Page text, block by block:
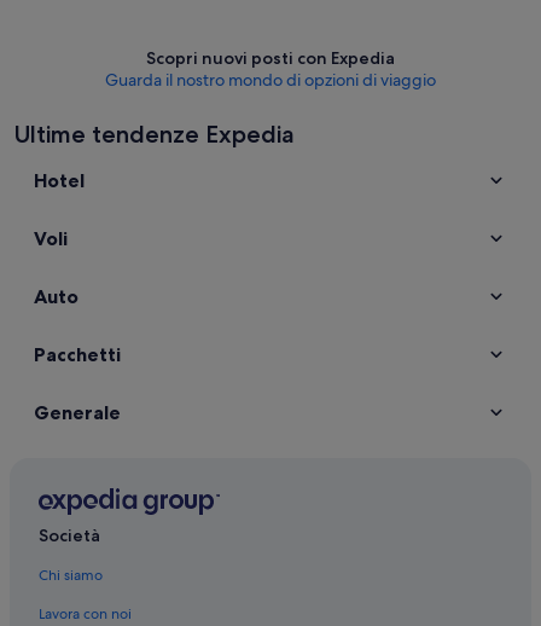
Scopri nuovi posti con Expedia
Guarda il nostro mondo di opzioni di viaggio
Ultime tendenze Expedia
Hotel
Voli
Auto
Pacchetti
Generale
Società
Chi siamo
Lavora con noi